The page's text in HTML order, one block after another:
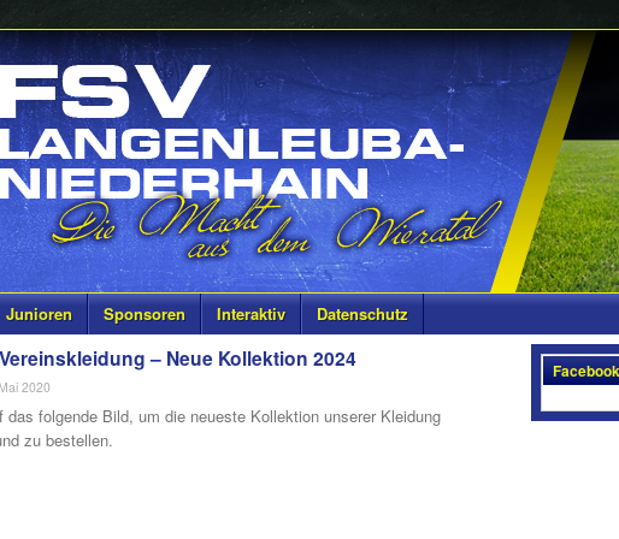
Junioren Sponsoren Interaktiv Datenschutz
– Neue Kollektion 2024
2020
das folgende Bild, um die neueste Kollektion unserer Kleidung
zu bestellen.
Facebook